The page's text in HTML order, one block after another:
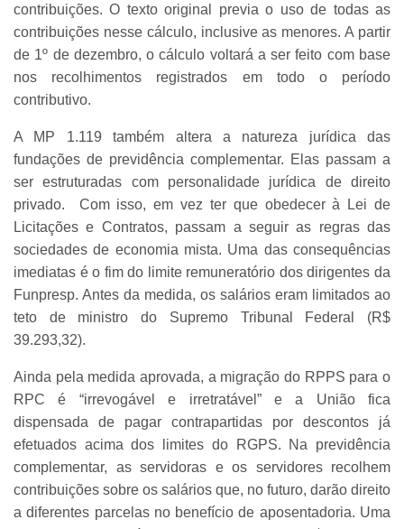
contribuições. O texto original previa o uso de todas as
contribuições nesse cálculo, inclusive as menores. A partir
de 1º de dezembro, o cálculo voltará a ser feito com base
nos recolhimentos registrados em todo o período
contributivo.
A MP 1.119 também altera a natureza jurídica das
fundações de previdência complementar. Elas passam a
ser estruturadas com personalidade jurídica de direito
privado. Com isso, em vez ter que obedecer à Lei de
Licitações e Contratos, passam a seguir as regras das
sociedades de economia mista. Uma das consequências
imediatas é o fim do limite remuneratório dos dirigentes da
Funpresp. Antes da medida, os salários eram limitados ao
teto de ministro do Supremo Tribunal Federal (R$
39.293,32).
Ainda pela medida aprovada, a migração do RPPS para o
RPC é “irrevogável e irretratável” e a União fica
dispensada de pagar contrapartidas por descontos já
efetuados acima dos limites do RGPS. Na previdência
complementar, as servidoras e os servidores recolhem
contribuições sobre os salários que, no futuro, darão direito
a diferentes parcelas no benefício de aposentadoria. Uma